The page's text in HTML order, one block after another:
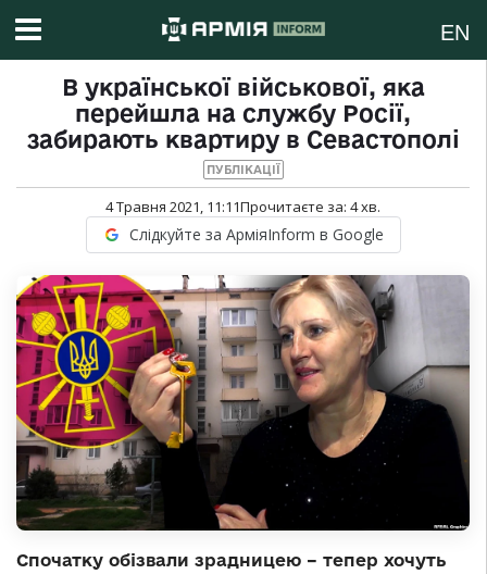
EN
В української військової, яка
перейшла на службу Росії,
забирають квартиру в Севастополі
ПУБЛІКАЦІЇ
4 Травня 2021, 11:11Прочитаєте за: 4хв.
Слідкуйте за АрміяInform в Google
Спочатку обізвали зрадницею – тепер хочуть